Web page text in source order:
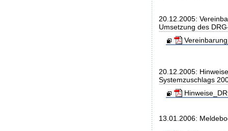
20.12.2005:
Umsetzung des
20.12.2005:
Systemzuschlags
13.01.2006: